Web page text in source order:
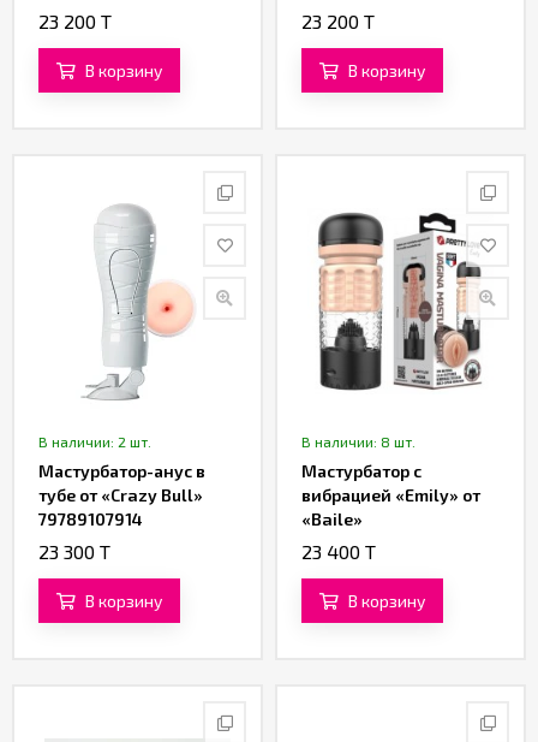
23 200 T
В корзину
«Womanizer»
23 200 T
В корзину
В наличии: 2 шт.
Мастурбатор-анус в
тубе от «Crazy Bull»
79789107914
23 300 T
В корзину
В наличии: 8 шт.
Мастурбатор с
вибрацией «Emily» от
«Baile»
23 400 T
В корзину